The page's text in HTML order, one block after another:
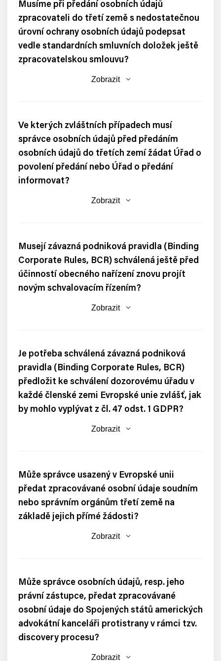
Musíme při předání osobních údajů
zpracovateli do třetí země s nedostatečnou
úrovní ochrany osobních údajů podepsat
vedle standardních smluvních doložek ještě
zpracovatelskou smlouvu?
Zobrazit
Ve kterých zvláštních případech musí
správce osobních údajů před předáním
osobních údajů do třetích zemí žádat Úřad o
povolení předání nebo Úřad o předání
informovat?
Zobrazit
Musejí závazná podniková pravidla (Binding
Corporate Rules, BCR) schválená ještě před
účinností obecného nařízení znovu projít
novým schvalovacím řízením?
Zobrazit
Je potřeba schválená závazná podniková
pravidla (Binding Corporate Rules, BCR)
předložit ke schválení dozorovému úřadu v
každé členské zemi Evropské unie zvlášť, jak
by mohlo vyplývat z čl. 47 odst. 1 GDPR?
Zobrazit
Může správce usazený v Evropské unii
předat zpracovávané osobní údaje soudním
nebo správním orgánům třetí země na
základě jejich přímé žádosti?
Zobrazit
Může správce osobních údajů, resp. jeho
právní zástupce, předat zpracovávané
osobní údaje do Spojených států amerických
advokátní kanceláři protistrany v rámci tzv.
discovery procesu?
Zobrazit